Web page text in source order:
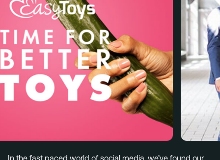
Culture
Insights
Careers
Contact
Eindhoven (HQ)
In the fast paced world of social media, we’ve found our